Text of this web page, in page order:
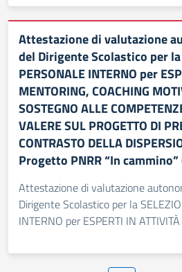
Attestazione di valutazione
del Dirigente Scolastico per la
PERSONALE INTERNO per
MENTORING, COACHING
SOSTEGNO ALLE
VALERE SUL PROGETTO DI
CONTRASTO DELLA
Progetto PNRR “In
Attestazione di valutazione
Dirigente Scolastico per la
INTERNO per ESPERTI IN